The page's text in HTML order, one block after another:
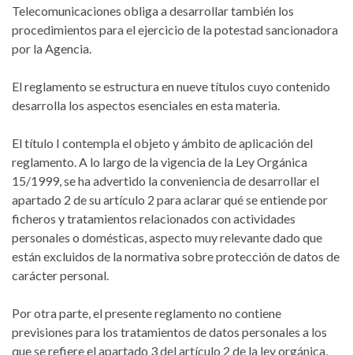
Telecomunicaciones obliga a desarrollar también los
procedimientos para el ejercicio de la potestad sancionadora
por la Agencia.
El reglamento se estructura en nueve títulos cuyo contenido
desarrolla los aspectos esenciales en esta materia.
El título I contempla el objeto y ámbito de aplicación del
reglamento. A lo largo de la vigencia de la Ley Orgánica
15/1999, se ha advertido la conveniencia de desarrollar el
apartado 2 de su artículo 2 para aclarar qué se entiende por
ficheros y tratamientos relacionados con actividades
personales o domésticas, aspecto muy relevante dado que
están excluidos de la normativa sobre protección de datos de
carácter personal.
Por otra parte, el presente reglamento no contiene
previsiones para los tratamientos de datos personales a los
que se refiere el apartado 3 del artículo 2 de la ley orgánica,